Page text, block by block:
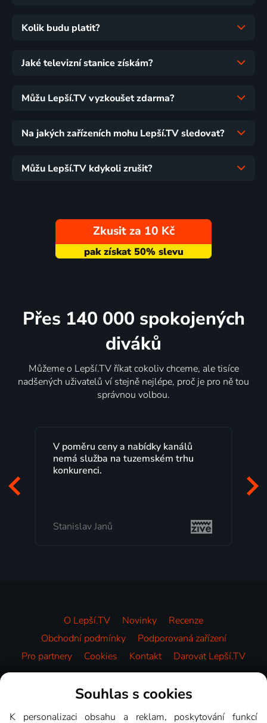
Kolik budu platit?
Jaké televizní stanice získám?
Můžu Lepší.TV vyzkoušet zdarma?
Na jakých zařízeních mohu Lepší.TV sledovat?
Můžu Lepší.TV kdykoli zrušit?
Zkusit za 10 Kč
Přes 140 000 spokojených
diváků
Můžeme o Lepší.TV říkat cokoliv chceme, ale tisíce
nadšených uživatelů ví stejně nejlépe, proč je pro ně tou
správnou volbou.
V poměru ceny a nabídky kanálů
nemá služba na tuzemském trhu
konkurenci.
Stanislav Janů
O Lepší.TV Novinky
Recenze
Obchodní podmínky
Podporovaná zařízení
Pro partnery
Cookies Kontakt Darovat Lepší.TV
Videotéka
Souhlas s cookies
K personalizaci obsahu a reklam, poskytování funkcí